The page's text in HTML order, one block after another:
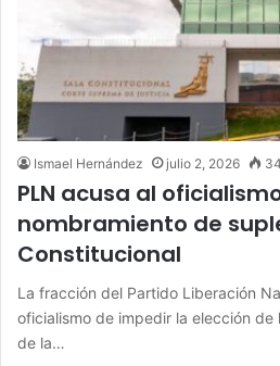
Ismael Hernández julio 2, 2026 34
PLN acusa al
nombramiento de
Constitucional
La fracción del Partido Liberación
oficialismo de impedir la elección
de la…